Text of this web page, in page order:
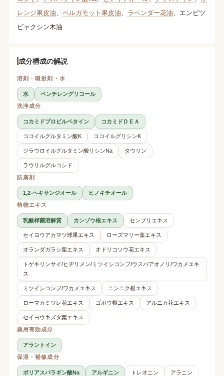
レンジ果皮油
ベルガモット果皮油 ラベンダー花油
エンピツ
ビャクシン木油
成分構成の解説
溶剤・噴射剤・水
水
ペンチレングリコール
洗浄成分
コカミドプロピルベタイン コカミドＤＥＡ
ココイルグルタミン酸K ココイルグリシンK
ジラウロイルグルタミン酸リシンNa タウリン
ラウリルグルコシド
防腐剤
1,2-ヘキサンジオール
ヒノキチオール
植物エキス
乳酸桿菌溶解質 カンゾウ根エキス センブリエキス
セイヨウアカマツ球果エキス ローズマリー葉エキス
オランダガラシ葉エキス オドリコソウ花エキス
トゲキリンサイ/ヒヂリメン/ミツイシコンブ/ウスバアオノリ/ワカメエキ
ス
ミツイシコンブ/ワカメエキス ニンニク根エキス
ローマカミツレ花エキス ゴボウ根エキス アルニカ花エキス
セイヨウキズタ葉エキス
薬用有効成分
アラントイン
保湿・補修成分
ポリアスパラギン酸Na アルギニン トレオニン アラニン